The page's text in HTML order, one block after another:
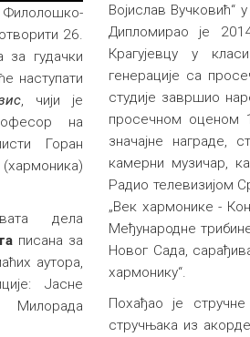
26.
за гудачки
наступати
, чији је
на
Горан
дела
писана за
аутора,
Јасне
Милорада
Војислав Вучковић“
Дипломирао је
Крагујевцу у
генерације са
студије завршио
просечном оценом
значајне награде,
камерни музичар,
Радио телевизијом
„Век хармонике -
Међународне
Новог Сада,
хармонику“.
Похађао је
стручњака из